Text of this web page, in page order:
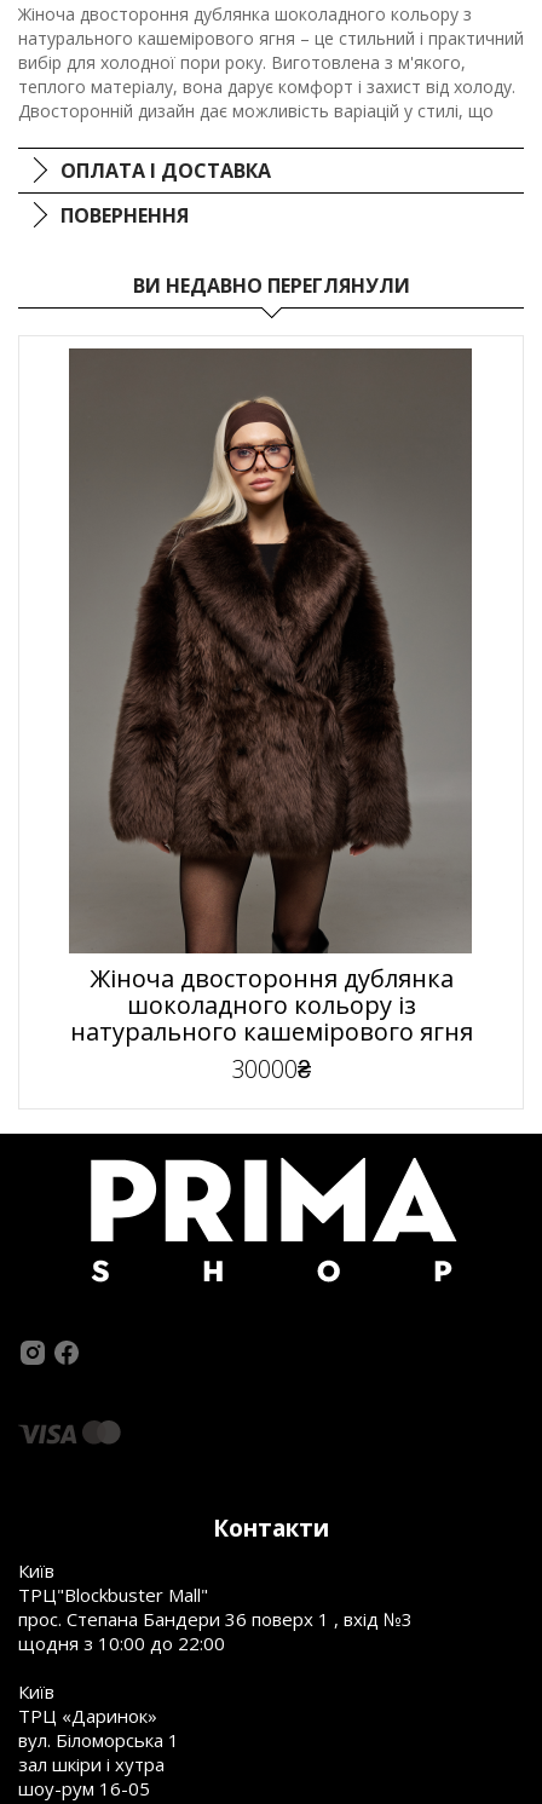
Жіноча двостороння дублянка шоколадного кольору з
натурального кашемірового ягня – це стильний і практичний
вибір для холодної пори року. Виготовлена з м'якого,
теплого матеріалу, вона дарує комфорт і захист від холоду.
Двосторонній дизайн дає можливість варіацій у стилі, що
ОПЛАТА І ДОСТАВКА
ПОВЕРНЕННЯ
ВИ НЕДАВНО ПЕРЕГЛЯНУЛИ
Жіноча двостороння дублянка
шоколадного кольору із
натурального кашемірового ягня
30000₴
Контакти
Київ
ТРЦ"Blockbuster Mall"
прос. Степана Бандери 36 поверх 1 , вхід №3
щодня з 10:00 до 22:00
Київ
ТРЦ «Даринок»
вул. Біломорська 1
зал шкіри і хутра
шоу-рум 16-05